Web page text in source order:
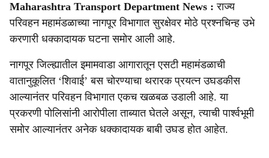
a
r
e
Maharashtra Transport Department News : राज्य
परिवहन महामंडळाच्या नागपूर विभागात सुरक्षेवर मोठे प्रश्नचिन्ह उभे
करणारी धक्कादायक घटना समोर आली आहे.
नागपूर जिल्ह्यातील इमामवाडा आगारातून एसटी महामंडळाची
वातानुकूलित ‘शिवाई’ बस चोरण्याचा थरारक प्रयत्न उघडकीस
आल्यानंतर परिवहन विभागात एकच खळबळ उडाली आहे. या
प्रकरणी पोलिसांनी आरोपीला ताब्यात घेतले असून, त्याची पार्श्वभूमी
समोर आल्यानंतर अनेक धक्कादायक बाबी उघड होत आहेत.